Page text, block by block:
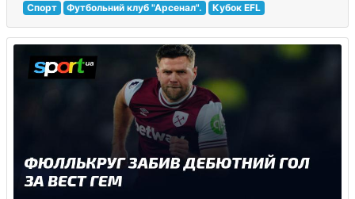
Спорт Футбольний клуб "Арсенал". Кубок EFL